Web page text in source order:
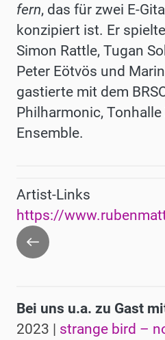
fern, das für zwei E-
konzipiert ist. Er
Simon Rattle, Tugan
Peter Eötvös und
gastierte mit dem
Philharmonic,
Ensemble.
Artist-Links
https://
Zurück
Bei uns u.a. zu Gast
2023 | strange bird –